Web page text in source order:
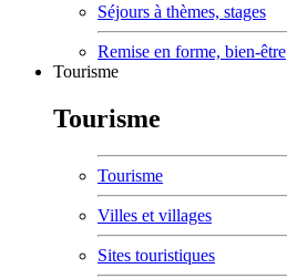
Séjours à thèmes, stages
Remise en forme, bien-être
Tourisme
Tourisme
Tourisme
Villes et villages
Sites touristiques